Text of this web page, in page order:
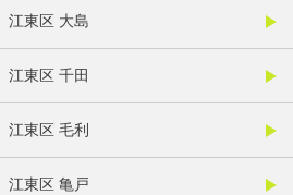
江東区 大島
江東区 千田
江東区 毛利
江東区 亀戸